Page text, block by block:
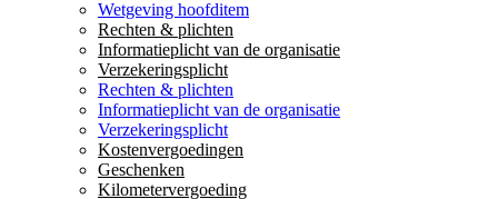
Wetgeving hoofditem
Rechten & plichten
Informatieplicht van de organisatie
Verzekeringsplicht
Rechten & plichten
Informatieplicht van de organisatie
Verzekeringsplicht
Kostenvergoedingen
Geschenken
Kilometervergoeding